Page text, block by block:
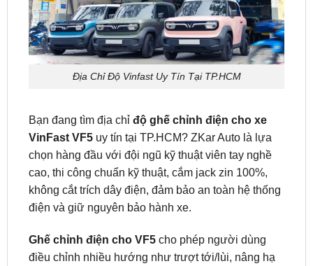
Địa Chỉ Độ Vinfast Uy Tín Tại TP.HCM
Bạn đang tìm địa chỉđộ ghế chỉnh điện cho xe
chọn hàng đầu với đội ngũ kỹ thuật viên tay nghề
cao, thi công chuẩn kỹ thuật, cắm jack zin 100%,
không cắt trích dây điện, đảm bảo an toàn hệ thống
điện và giữ nguyên bảo hành xe.
Ghế chỉnh điện cho VF5cho phép người dùng
mặt ghế, ngả lưng, chỉnh độ nghiêng, mang đến tư
thế ngồi thoải mái, hỗ trợ giảm mỏi lưng hiệu quả